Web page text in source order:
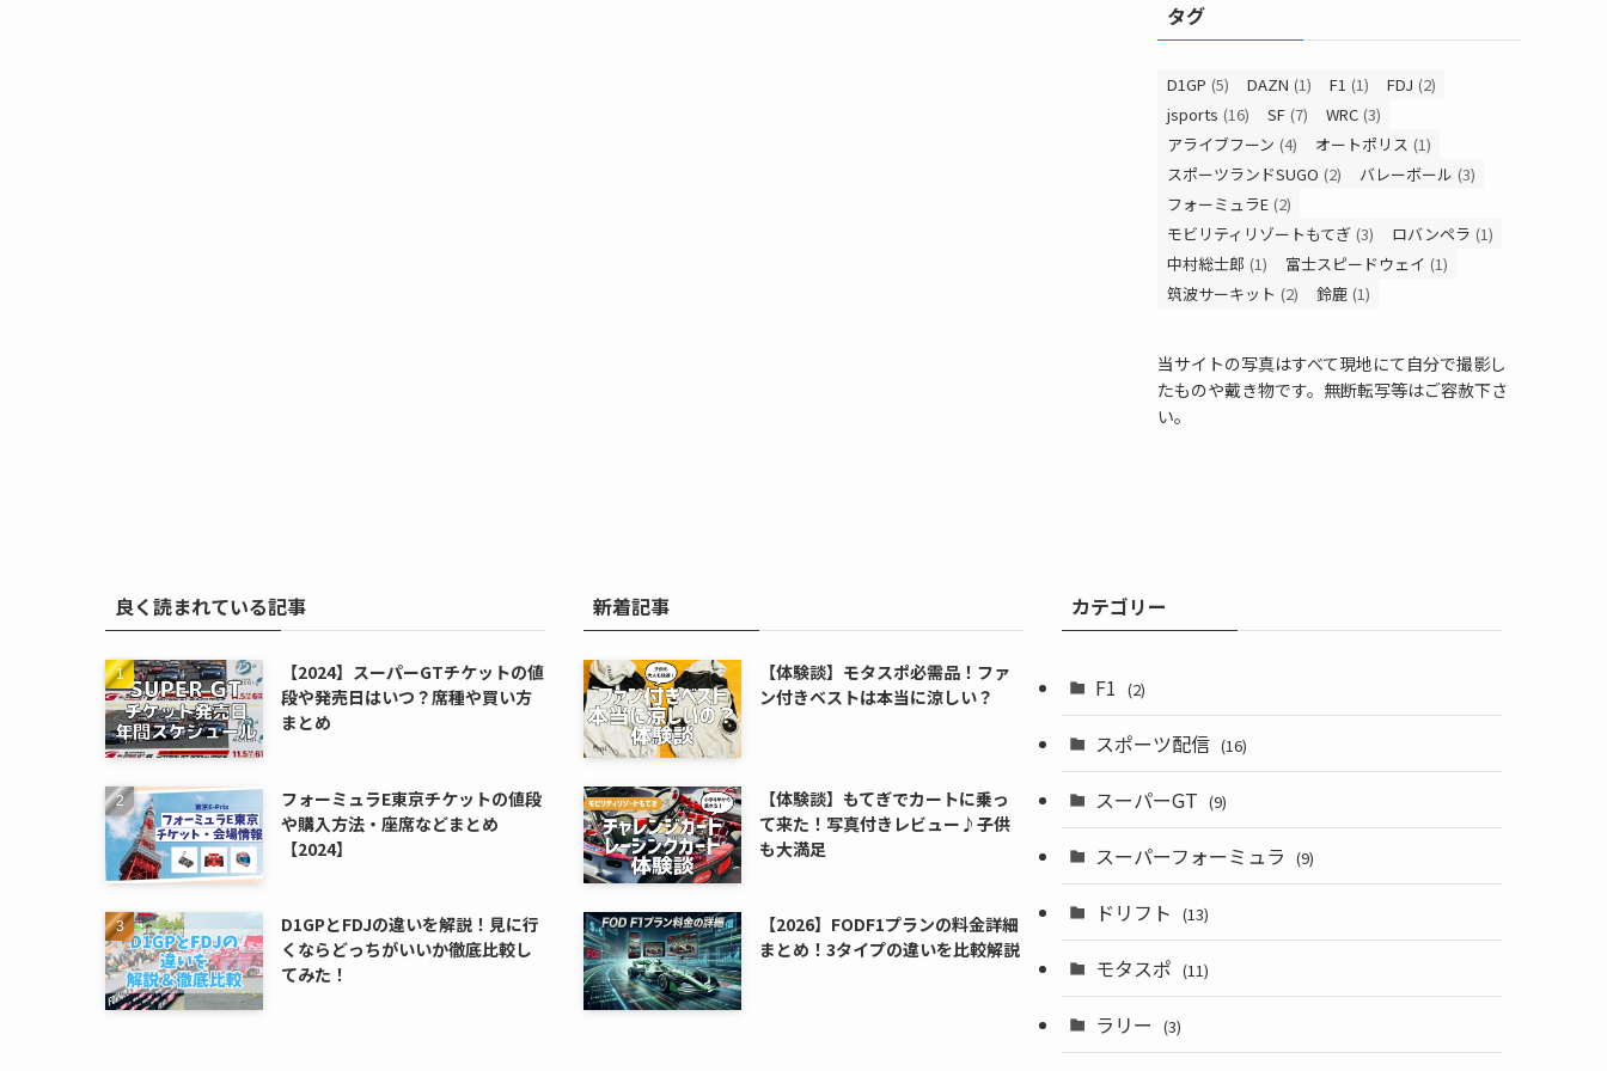
タグ
D1GP (5) DAZN (1) F1 (1) FDJ (2)
jsports (16) SF (7) WRC (3)
アライブフーン (4) オートポリス (1)
スポーツランドSUGO (2) バレーボール (3)
フォーミュラE (2)
モビリティリゾートもてぎ (3) ロバンペラ (1)
中村総士郎 (1) 富士スピードウェイ (1)
筑波サーキット (2) 鈴鹿 (1)
当サイトの写真はすべて現地にて自分で撮影し
たものや戴き物です。無断転写等はご容赦下さ
い。
良く読まれている記事
【2024】スーパーGTチケットの値
段や発売日はいつ？席種や買い方
まとめ
フォーミュラE東京チケットの値段
や購入方法・座席などまとめ
【2024】
D1GPとFDJの違いを解説！見に行
くならどっちがいいか徹底比較し
てみた！
新着記事
【体験談】モタスポ必需品！ファ
ン付きベストは本当に涼しい？
【体験談】もてぎでカートに乗っ
て来た！写真付きレビュー♪子供
も大満足
【2026】FODF1プランの料金詳細
まとめ！3タイプの違いを比較解説
カテゴリー
F1 (2)
スポーツ配信 (16)
スーパーGT (9)
スーパーフォーミュラ (9)
ドリフト (13)
モタスポ (11)
ラリー (3)